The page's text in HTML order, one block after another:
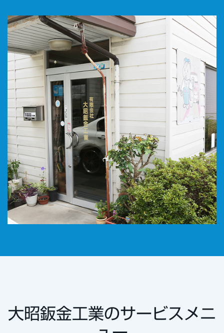
大昭鈑金工業のサービスメニ